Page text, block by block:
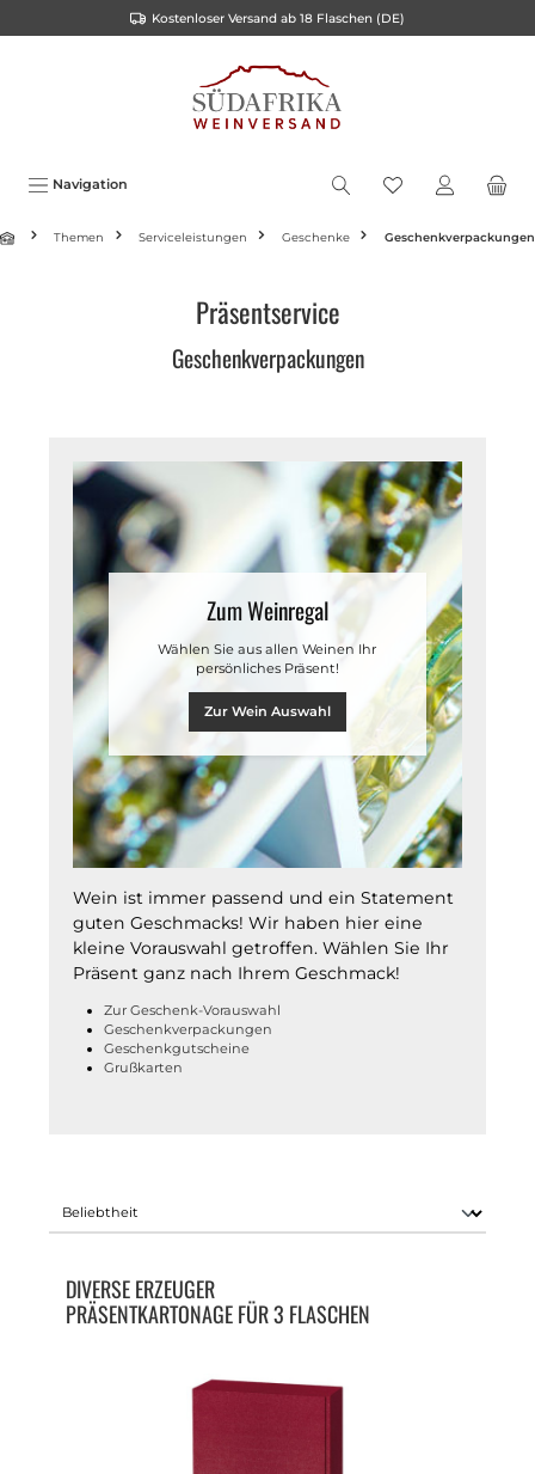
Kostenloser Versand ab 18 Flaschen (DE)
Navigation
Themen Serviceleistungen Geschenke Geschenkverpackungen
Präsentservice
Geschenkverpackungen
Zum Weinregal
Wählen Sie aus allen Weinen Ihr
persönliches Präsent!
Zur Wein Auswahl
Wein ist immer passend und ein Statement
guten Geschmacks! Wir haben hier eine
kleine Vorauswahl getroffen. Wählen Sie Ihr
Präsent ganz nach Ihrem Geschmack!
Zur Geschenk-Vorauswahl
Geschenkverpackungen
Geschenkgutscheine
Grußkarten
DIVERSE ERZEUGER
PRÄSENTKARTONAGE FÜR 3 FLASCHEN